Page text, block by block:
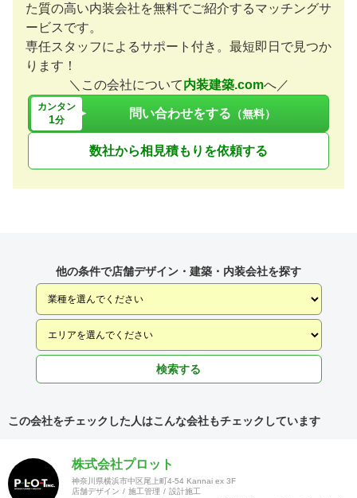
た質の高い内装会社を無料でご紹介するマッチングサ
ービスです。
専任スタッフによるサポート付き。最短即日で見つか
ります！
＼この会社について内装建築.comへ／
カンタン
1分 問い合わせをする （無料）
数社から相見積もりを依頼する
他の条件で店舗デザイン・建築・内装会社を探す
検索する
この会社をチェックした人はこんな会社もチェックしています
株式会社プロット
神奈川県横浜市中区尾上町4-54 Kannai ex 3F
店舗デザイン
施工管理 設計施工